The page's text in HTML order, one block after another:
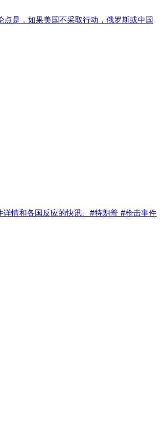
是，如果美国不采取行动，俄罗斯或中国
情和各国反应的快讯。#特朗普 #枪击事件